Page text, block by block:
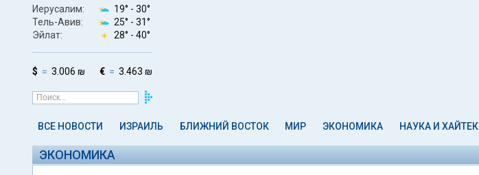
Иерусалим: 19° - 30°
Тель-Авив:
25° - 31°
Эйлат:
28° - 40°
$ 3.006 ₪ € 3.463 ₪
ВСЕ НОВОСТИ ИЗРАИЛЬ БЛИЖНИЙ ВОСТОК МИР ЭКОНОМИКА НАУКА И ХАЙТЕК
ЭКОНОМИКА